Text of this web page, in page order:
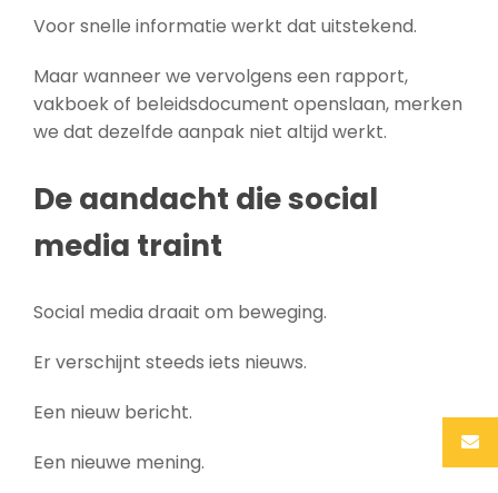
Voor snelle informatie werkt dat uitstekend.
Maar wanneer we vervolgens een rapport,
vakboek of beleidsdocument openslaan, merken
we dat dezelfde aanpak niet altijd werkt.
De aandacht die social
media traint
Social media draait om beweging.
Er verschijnt steeds iets nieuws.
Een nieuw bericht.
Een nieuwe mening.